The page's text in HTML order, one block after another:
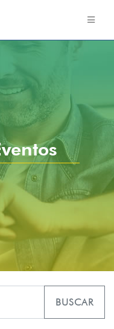
BUSCAR